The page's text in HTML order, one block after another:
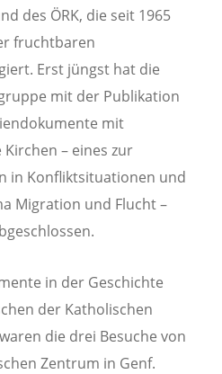
des ÖRK, die seit 1965
fruchtbaren
Erst jüngst hat die
mit der Publikation
mit
– eines zur
in Konfliktsituationen und
Migration und Flucht –
in der Geschichte
der Katholischen
die drei Besuche von
Zentrum in Genf.